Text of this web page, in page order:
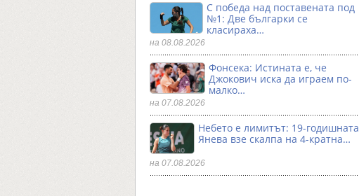
С победа над поставената под
№1: Две българки се
класираха…
на 08.08.2026
Фонсека: Истината е, че
Джокович иска да играем по-
малко…
на 07.08.2026
Небето е лимитът: 19-годишната
Янева взe скалпа на 4-кратна…
на 07.08.2026